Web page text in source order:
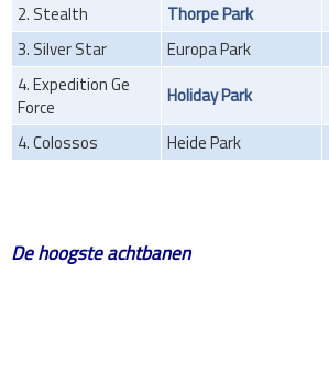
2. Stealth
Thorpe Park
3. Silver Star
Europa Park
4. Expedition Ge
Force
Holiday Park
4. Colossos
Heide Park
De hoogste achtbanen